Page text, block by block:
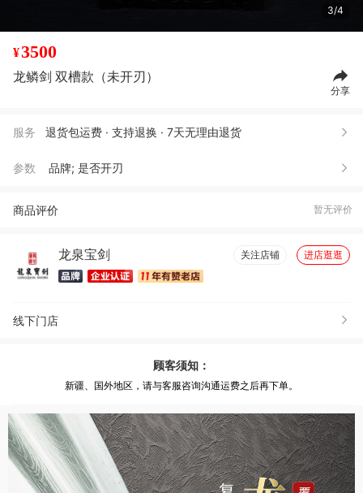
4/4
¥3500
龙鳞剑 双槽款（未开刃）
分享
服务 退货包运费 · 支持退换 · 7天无理由退货
参数 品牌; 是否开刃
商品评价 暂无评价
龙泉宝剑 关注店铺 进店逛逛
线下门店
顾客须知：
新疆、国外地区，请与客服咨询沟通运费之后再下单。